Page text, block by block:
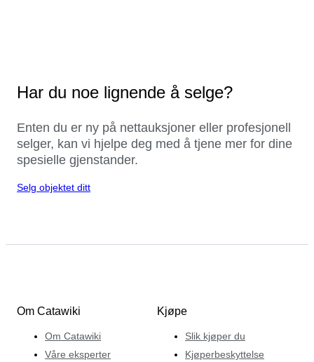
Har du noe lignende å selge?
Enten du er ny på nettauksjoner eller profesjonell
selger, kan vi hjelpe deg med å tjene mer for dine
spesielle gjenstander.
Selg objektet ditt
Om Catawiki
Om Catawiki
Våre eksperter
Kjøpe
Slik kjøper du
Kjøperbeskyttelse